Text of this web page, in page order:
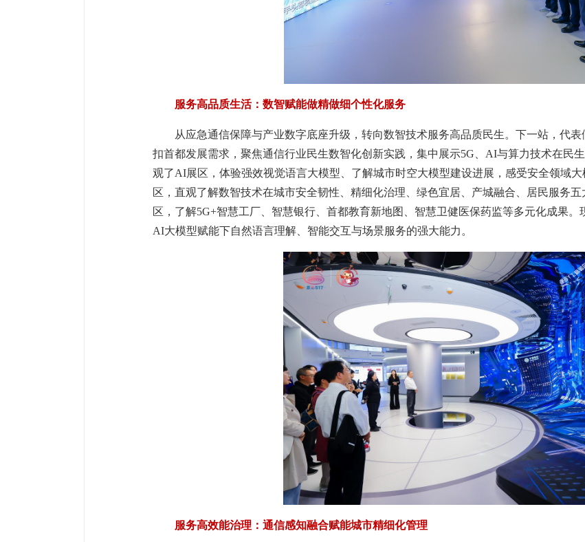
服务高品质生活：数智赋能做精做细个性化服务
从应急通信保障与产业数字底座升级，转向数智技术服务高品质民生。下一站，代
扣首都发展需求，聚焦通信行业民生数智化创新实践，集中展示5G、AI与算力技术在民
观了AI展区，体验强效视觉语言大模型、了解城市时空大模型建设进展，感受安全领域
区，直观了解数智技术在城市安全韧性、精细化治理、绿色宜居、产城融合、居民服务
区，了解5G+智慧工厂、智慧银行、首都教育新地图、智慧卫健医保药监等多元化成果。
AI大模型赋能下自然语言理解、智能交互与场景服务的强大能力。
服务高效能治理：通信感知融合赋能城市精细化管理